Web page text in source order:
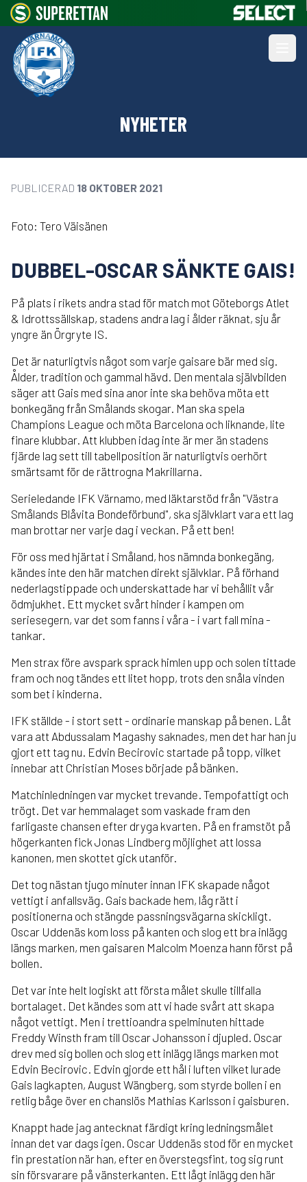
NYHETER
PUBLICERAD 18 OKTOBER 2021
Foto: Tero Väisänen
DUBBEL-OSCAR SÄNKTE GAIS!
På plats i rikets andra stad för match mot Göteborgs Atlet
& Idrottssällskap, stadens andra lag i ålder räknat, sju år
yngre än Örgryte IS.
Det är naturligtvis något som varje gaisare bär med sig.
Ålder, tradition och gammal hävd. Den mentala självbilden
säger att Gais med sina anor inte ska behöva möta ett
bonkegäng från Smålands skogar. Man ska spela
Champions League och möta Barcelona och liknande, lite
finare klubbar. Att klubben idag inte är mer än stadens
fjärde lag sett till tabellposition är naturligtvis oerhört
smärtsamt för de rättrogna Makrillarna.
Serieledande IFK Värnamo, med läktarstöd från "Västra
Smålands Blåvita Bondeförbund", ska självklart vara ett lag
man brottar ner varje dag i veckan. På ett ben!
För oss med hjärtat i Småland, hos nämnda bonkegäng,
kändes inte den här matchen direkt självklar. På förhand
nederlagstippade och underskattade har vi behållit vår
ödmjukhet. Ett mycket svårt hinder i kampen om
seriesegern, var det som fanns i våra - i vart fall mina -
tankar.
Men strax före avspark sprack himlen upp och solen tittade
fram och nog tändes ett litet hopp, trots den snåla vinden
som bet i kinderna.
IFK ställde - i stort sett - ordinarie manskap på benen. Låt
vara att Abdussalam Magashy saknades, men det har han ju
gjort ett tag nu. Edvin Becirovic startade på topp, vilket
innebar att Christian Moses började på bänken.
Matchinledningen var mycket trevande. Tempofattigt och
trögt. Det var hemmalaget som vaskade fram den
farligaste chansen efter dryga kvarten. På en framstöt på
högerkanten fick Jonas Lindberg möjlighet att lossa
kanonen, men skottet gick utanför.
Det tog nästan tjugo minuter innan IFK skapade något
vettigt i anfallsväg. Gais backade hem, låg rätt i
positionerna och stängde passningsvägarna skickligt.
Oscar Uddenäs kom loss på kanten och slog ett bra inlägg
längs marken, men gaisaren Malcolm Moenza hann först på
bollen.
Det var inte helt logiskt att första målet skulle tillfalla
bortalaget. Det kändes som att vi hade svårt att skapa
något vettigt. Men i trettioandra spelminuten hittade
Freddy Winsth fram till Oscar Johansson i djupled. Oscar
drev med sig bollen och slog ett inlägg längs marken mot
Edvin Becirovic. Edvin gjorde ett hål i luften vilket lurade
Gais lagkapten, August Wängberg, som styrde bollen i en
retlig båge över en chanslös Mathias Karlsson i gaisburen.
Knappt hade jag antecknat färdigt kring ledningsmålet
innan det var dags igen. Oscar Uddenäs stod för en mycket
fin prestation när han, efter en överstegsfint, tog sig runt
sin försvarare på vänsterkanten. Ett lågt inlägg den här